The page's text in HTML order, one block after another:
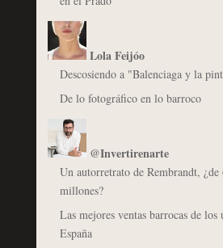
Lola Feijóo
Descosiendo a "Balenciaga y la
De lo fotográfico en lo barroco
@Invertirenarte
Un autorretrato de Rembrandt,
millones?
Las mejores ventas barrocas de los
España